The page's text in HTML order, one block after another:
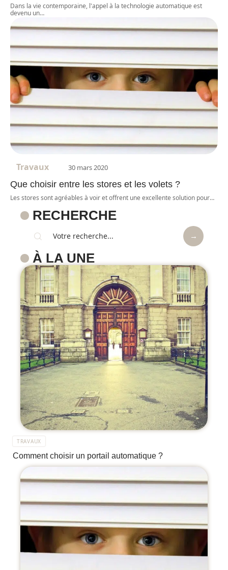
Dans la vie contemporaine, l'appel à la technologie automatique est
devenu un…
Travaux 30 mars 2020
Que choisir entre les stores et les volets ?
Les stores sont agréables à voir et offrent une excellente solution pour…
RECHERCHE
À LA UNE
TRAVAUX
Comment choisir un portail automatique ?